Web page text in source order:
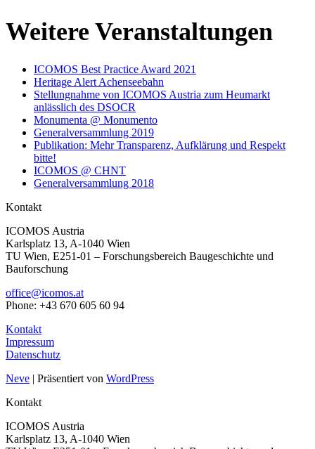
Weitere Veranstaltungen
ICOMOS Best Practice Award 2021
Heritage Alert Achenseebahn
Stellungnahme von ICOMOS Austria zum Heumarkt
anlässlich des DSOCR
Monumenta @ Monumento
Generalversammlung 2019
Publikation: Mehr Transparenz, Aufklärung und Respekt
bitte!
ICOMOS @ CHNT
Generalversammlung 2018
Kontakt
ICOMOS Austria
Karlsplatz 13, A-1040 Wien
TU Wien, E251-01 – Forschungsbereich Baugeschichte und
Bauforschung
office@icomos.at
Phone: +43 670 605 60 94
Kontakt
Impressum
Datenschutz
Neve | Präsentiert von WordPress
Kontakt
ICOMOS Austria
Karlsplatz 13, A-1040 Wien